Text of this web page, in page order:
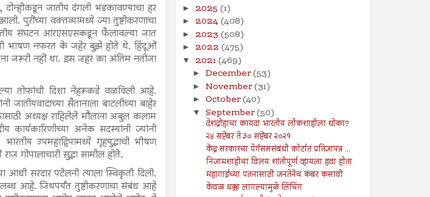
दोन्हीकडून जातीय दंगली भडकावण्याचा हर
पुरींच्या वक्तव्यामध्ये ज्या तुष्टीकरणाचा
संघटन आरएसएसकडून फैलावल्या जात
भाषण नफरत के जहेर बुझे होते थे. हिंदूओं
जरूरी नहीं था. इस जहर का अंतिम नतीजा
आपल्या तोफांची दिशा नेहरूकडे वळविली आहे.
जातीयवादाच्या सैतानाला बाटलीच्या बाहेर
अध्यक्ष राहिलेले मौलाना अबुल कलाम
कार्यकारिणीच्या अनेक सदस्यांनी ज्यांनी
उपमहाद्विपामध्ये गृहयुद्धाची भीषण
गोपालाचारी सुद्धा सामील होते.
आधी सरदार पटेलनी त्याला स्विकृती दिली.
आहे. जिथपर्यंत तुष्टीकरणाचा संबंध आहे
► 2025 (1)
► 2024(408)
► 2023 (508)
► 2022 (475)
▼ 2021(469)
► December(53)
► November(31)
► October(40)
▼ September(50)
देशद्रोहाचा कायदा भारतीय लोकशाहीला धोका?
२४ सप्टेंबर ते ३० सप्टेंबर २०२१
केंद्र सरकारचा पेगॅसससंबंधी कोर्टात प्रतिज्ञापत्र ...
निजामशाहीचा विलय शांतीपूर्ण व्हायला हवा होता
महागाईच्या पतनासाठी जनतेनेच कंबर कसावी
केवळ धक्का लागल्यामुळे लिंचिंग